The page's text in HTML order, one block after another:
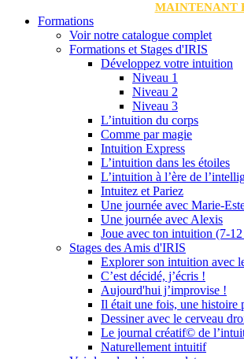
MAINTENANT
Formations
Voir notre catalogue complet
Formations et Stages d'IRIS
Développez votre intuition
Niveau 1
Niveau 2
Niveau 3
L’intuition du corps
Comme par magie
Intuition Express
L’intuition dans les étoiles
L’intuition à l’ère de
Intuitez et Pariez
Une journée avec Marie-
Une journée avec Alexis
Joue avec ton intuition (7-12
Stages des Amis d'IRIS
Explorer son intuition avec
C’est décidé, j’écris !
Aujourd'hui j’improvise !
Il était une fois, une histoire
Dessiner avec le cerveau
Le journal créatif© de
Naturellement intuitif